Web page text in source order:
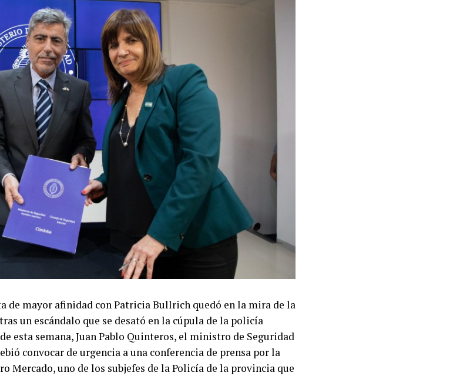
mayor afinidad con Patricia Bullrich quedó en la mira de la
un escándalo que se desató en la cúpula de la policía
esta semana, Juan Pablo Quinteros, el ministro de Seguridad
convocar de urgencia a una conferencia de prensa por la
Mercado, uno de los subjefes de la Policía de la provincia que